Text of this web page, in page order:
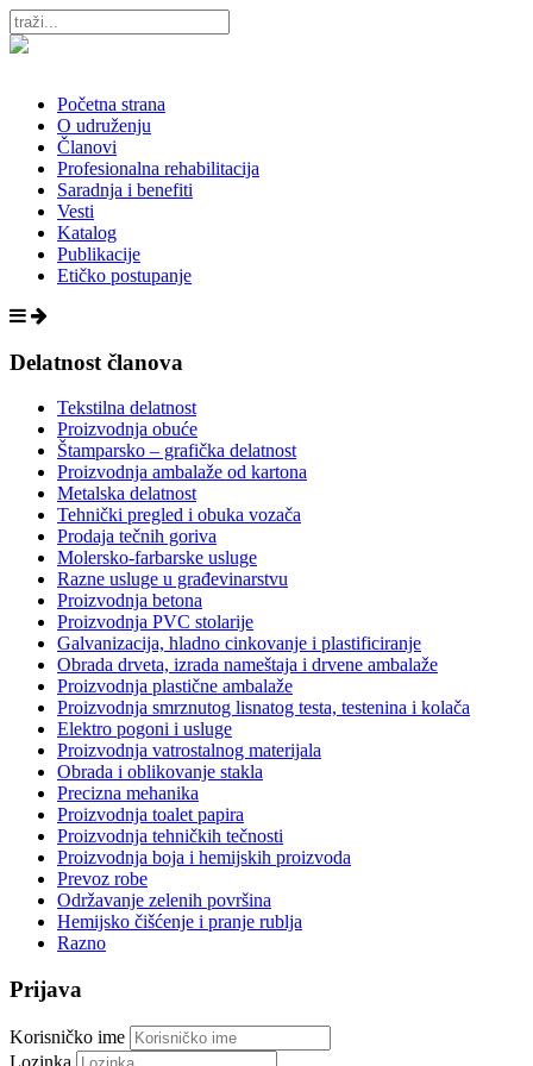
Početna strana
O udruženju
Članovi
Profesionalna rehabilitacija
Saradnja i benefiti
Vesti
Katalog
Publikacije
Etičko postupanje
Delatnost članova
Tekstilna delatnost
Proizvodnja obuće
Štamparsko – grafička delatnost
Proizvodnja ambalaže od kartona
Metalska delatnost
Tehnički pregled i obuka vozača
Prodaja tečnih goriva
Molersko-farbarske usluge
Razne usluge u građevinarstvu
Proizvodnja betona
Proizvodnja PVC stolarije
Galvanizacija, hladno cinkovanje i plastificiranje
Obrada drveta, izrada nameštaja i drvene ambalaže
Proizvodnja plastične ambalaže
Proizvodnja smrznutog lisnatog testa, testenina i kolača
Elektro pogoni i usluge
Proizvodnja vatrostalnog materijala
Obrada i oblikovanje stakla
Precizna mehanika
Proizvodnja toalet papira
Proizvodnja tehničkih tečnosti
Proizvodnja boja i hemijskih proizvoda
Prevoz robe
Održavanje zelenih površina
Hemijsko čišćenje i pranje rublja
Razno
Prijava
Korisničko ime
Lozinka